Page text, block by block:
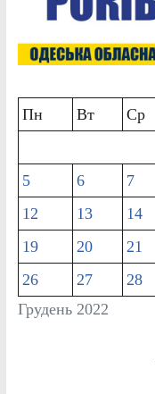
Грудень 2022
Пн Вт Ср
5
6 7
12
13 14
19
20 21
26
27 28